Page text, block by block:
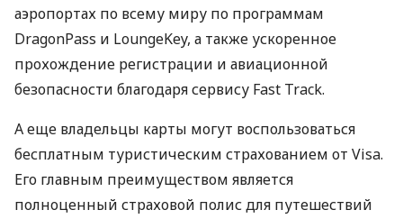
аэропортах по всему миру по программам
DragonPass и LoungeKey, а также ускоренное
прохождение регистрации и авиационной
безопасности благодаря сервису Fast Track.
А еще владельцы карты могут воспользоваться
бесплатным туристическим страхованием от Visa.
Его главным преимуществом является
полноценный страховой полис для путешествий